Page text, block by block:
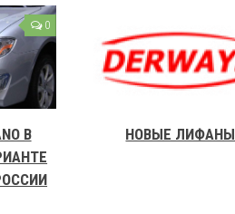
0
В
НОВЫЕ ЛИФАНЫ